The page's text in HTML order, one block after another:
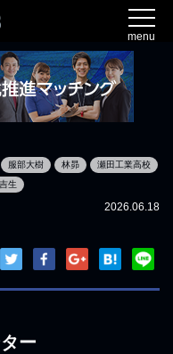
menu
服部大樹 林昴
瀬田工業高校
生
2026.06.18
ー